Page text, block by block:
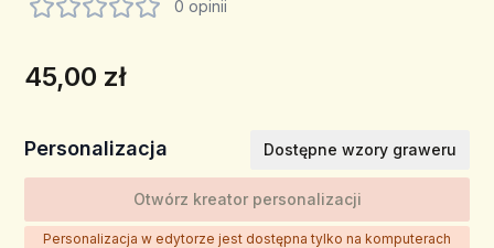
0 opinii
45,00 zł
Personalizacja Dostępne wzory graweru
Otwórz kreator personalizacji
Personalizacja w edytorze jest dostępna tylko na komputerach